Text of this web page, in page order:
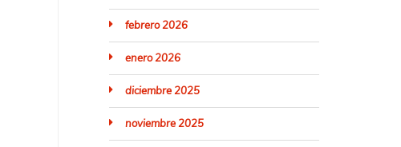
febrero 2026
enero 2026
diciembre 2025
noviembre 2025